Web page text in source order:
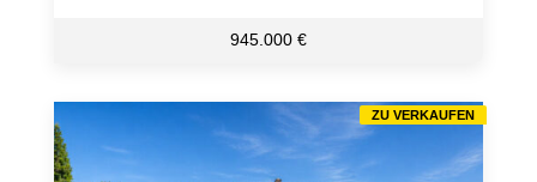
945.000 €
ZU VERKAUFEN